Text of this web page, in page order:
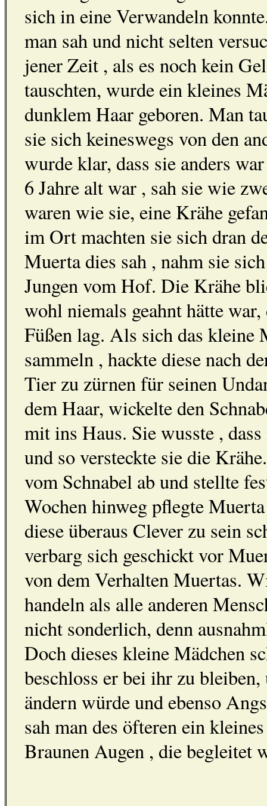
sich in eine Verwandeln
man sah und nicht selten
jener Zeit , als es noch kein
tauschten, wurde ein kleines
dunklem Haar geboren. Man
sie sich keineswegs von den
wurde klar, dass sie anders
6 Jahre alt war , sah sie wie
waren wie sie, eine Krähe
im Ort machten sie sich dran
Muerta dies sah , nahm sie
Jungen vom Hof. Die Krähe
wohl niemals geahnt hätte
Füßen lag. Als sich das kleine
sammeln , hackte diese nach
Tier zu zürnen für seinen
dem Haar, wickelte den
mit ins Haus. Sie wusste ,
und so versteckte sie die
vom Schnabel ab und stellte
Wochen hinweg pflegte
diese überaus Clever zu sein
verbarg sich geschickt vor
von dem Verhalten Muertas.
handeln als alle anderen
nicht sonderlich, denn
Doch dieses kleine Mädchen
beschloss er bei ihr zu
ändern würde und ebenso
sah man des öfteren ein
Braunen Augen , die begleitet